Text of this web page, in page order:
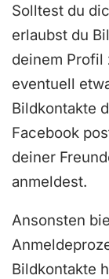
Solltest du
erlaubst du
deinem Profil
eventuell
Bildkontakte
Facebook
deiner
anmeldest.
Ansonsten
Bildkontakte